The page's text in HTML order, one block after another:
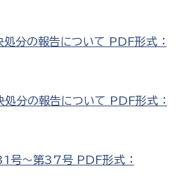
分の報告について PDF形式 ：
分の報告について PDF形式 ：
31号～第37号 PDF形式 ：